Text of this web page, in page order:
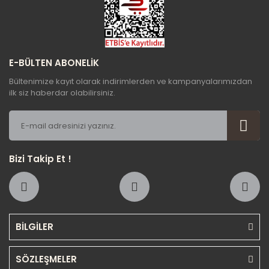
Gönder
BİLGİLER
SÖZLEŞMELER
E-BÜLTEN ABONELİK
Bültenimize kayıt olarak indirimlerden ve kampanyalarımızdan
ilk siz haberdar olabilirsiniz.
Bizi Takip Et !